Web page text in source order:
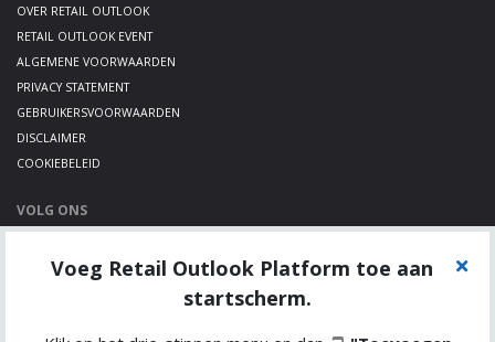
OVER RETAIL OUTLOOK
RETAIL OUTLOOK EVENT
ALGEMENE VOORWAARDEN
PRIVACY STATEMENT
GEBRUIKERSVOORWAARDEN
DISCLAIMER
COOKIEBELEID
VOLG ONS
TWITTER
Voeg Retail Outlook Platform toe aan
startscherm.